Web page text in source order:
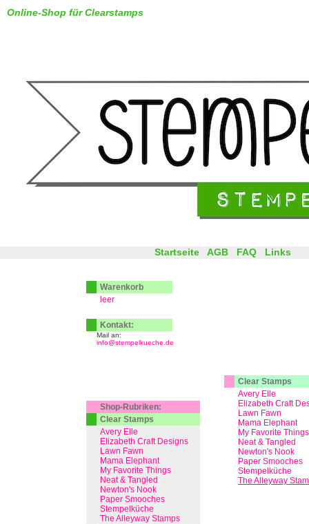
Online-Shop für Clearstamps
Clear Stamps
Avery Elle
Elizabeth Craft
Lawn Fawn
Mama Elephant
My Favorite Things
Neat & Tangled
Newton's Nook
Paper Smooches
Stempelküche
The Alleyway
Startseite AGB FAQ Links
Warenkorb
leer
Kontakt:
Mail an:
info@stempelkueche.de
Shop-Rubriken:
Clear Stamps
Avery Elle
Elizabeth Craft Designs
Lawn Fawn
Mama Elephant
My Favorite Things
Neat & Tangled
Newton's Nook
Paper Smooches
Stempelküche
The Alleyway Stamps